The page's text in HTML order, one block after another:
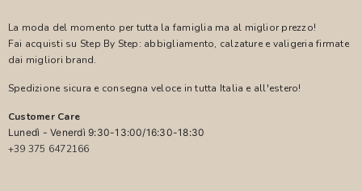
La moda del momento per tutta la famiglia ma al miglior prezzo!
Fai acquisti su Step By Step: abbigliamento, calzature e valigeria firmate
dai migliori brand.
Spedizione sicura e consegna veloce in tutta Italia e all'estero!
Customer Care
Lunedì - Venerdì 9:30-13:00/16:30-18:30
+39 375 6472166